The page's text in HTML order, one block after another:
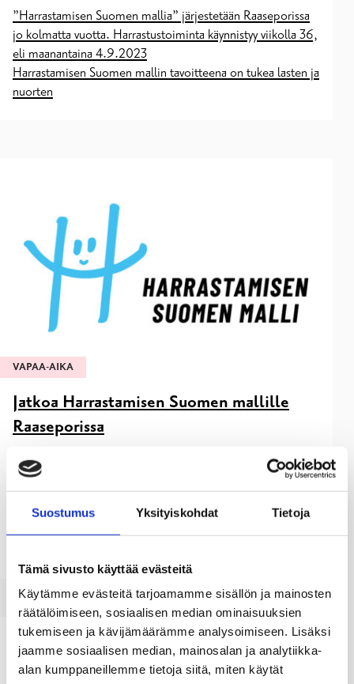
Suostumus Yksityiskohdat Tietoja
Tämä sivusto käyttää evästeitä
Käytämme evästeitä tarjoamamme sisällön ja mainosten
räätälöimiseen, sosiaalisen median ominaisuuksien
tukemiseen ja kävijämäärämme analysoimiseen. Lisäksi
jaamme sosiaalisen median, mainosalan ja analytiikka-
alan kumppaneillemme tietoja siitä, miten käytät
”Harrastamisen Suomen mallia” järjestetään Raaseporissa
jo kolmatta vuotta. Harrastustoiminta käynnistyy viikolla 36,
eli maanantaina 4.9.2023
Harrastamisen Suomen mallin tavoitteena on tukea lasten ja
nuorten
VAPAA-AIKA
Jatkoa Harrastamisen Suomen mallille
Raaseporissa
24.01.23
Raaseporin kaupunki on vuodesta 2021 osallistunut opetus-
ja kulttuuriministeriön alaiseen Suomen malli -
hankkeeseen. Hanke on suunnattu peruskoululaisille, ja